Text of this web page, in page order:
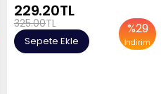
%29
İndirim
229.20TL
325.00TL
Sepete Ekle